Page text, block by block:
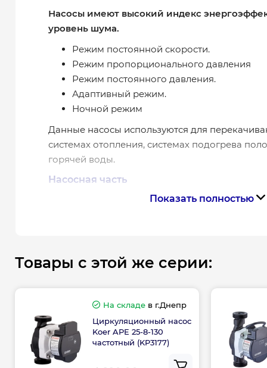
Насосы имеют высокий индекс
уровень шума.
Режим постоянной скорости.
Режим пропорционального давления
Режим постоянного давления.
Адаптивный режим.
Ночной режим
Данные насосы используются для
системах отопления, системах подогрева
горячей воды.
Насосная часть
нанокерамика
Условия применения
Теплоноситель: чистая пресная вода,
невоспламеняющаяся горючая и
без твердого волокна или минерального
Степень загрязнения: не допустимо
Показать полностью
Товары с этой же серии:
На складе в г.Днепр
Циркуляционный насос
Koer APE 25-8-130
частотный (KP3177)